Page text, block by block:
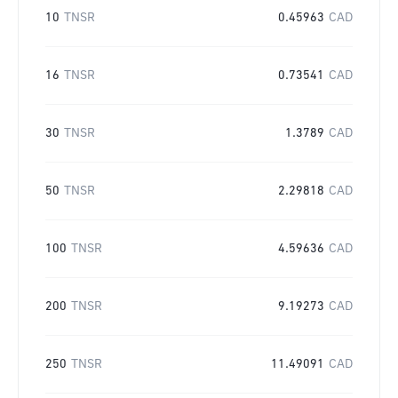
10 TNSR 0.45963 CAD
16 TNSR 0.73541 CAD
30 TNSR 1.3789 CAD
50 TNSR 2.29818 CAD
100 TNSR 4.59636 CAD
200 TNSR 9.19273 CAD
250 TNSR 11.49091 CAD